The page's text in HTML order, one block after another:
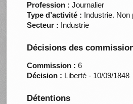
Profession : Journalier
Type d’activité : Industrie. Non
Secteur : Industrie
Décisions des
Commission : 6
Décision : Liberté - 10/09/1848
Détentions